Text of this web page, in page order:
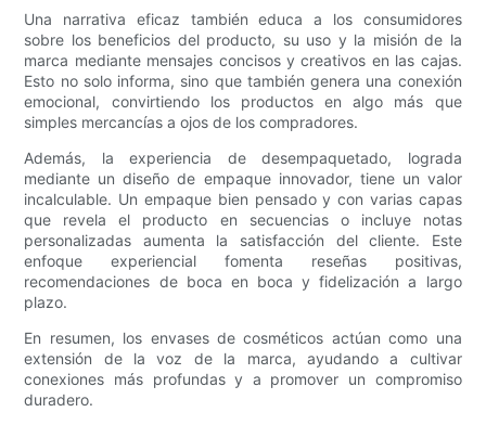
Una narrativa eficaz también educa a los consumidores
sobre los beneficios del producto, su uso y la misión de la
marca mediante mensajes concisos y creativos en las cajas.
Esto no solo informa, sino que también genera una conexión
emocional, convirtiendo los productos en algo más que
simples mercancías a ojos de los compradores.
Además, la experiencia de desempaquetado, lograda
mediante un diseño de empaque innovador, tiene un valor
incalculable. Un empaque bien pensado y con varias capas
que revela el producto en secuencias o incluye notas
personalizadas aumenta la satisfacción del cliente. Este
enfoque experiencial fomenta reseñas positivas,
recomendaciones de boca en boca y fidelización a largo
plazo.
En resumen, los envases de cosméticos actúan como una
extensión de la voz de la marca, ayudando a cultivar
conexiones más profundas y a promover un compromiso
duradero.